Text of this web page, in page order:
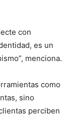
con
es un
menciona.
como
sino
perciben